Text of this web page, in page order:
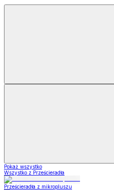
Pokaż wszystko
Wszystko z Prześcieradła
Prześcieradła z mikropluszu